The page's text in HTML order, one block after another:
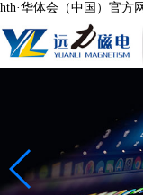
hth·华体会（中国）官方